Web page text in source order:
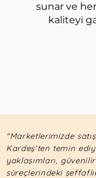
sunar ve
kaliteyi
"Marketlerimizde
Kardeş'ten temin
yaklaşımları,
süreçlerindeki